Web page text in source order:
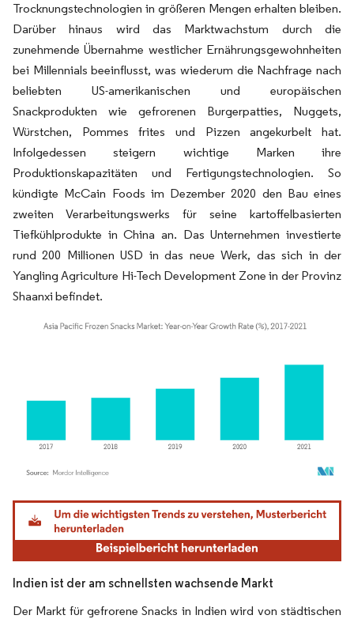
Trocknungstechnologien in größeren Mengen erhalten bleiben.
Darüber hinaus wird das Marktwachstum durch die
zunehmende Übernahme westlicher Ernährungsgewohnheiten
bei Millennials beeinflusst, was wiederum die Nachfrage nach
beliebten US-amerikanischen und europäischen
Snackprodukten wie gefrorenen Burgerpatties, Nuggets,
Würstchen, Pommes frites und Pizzen angekurbelt hat.
Infolgedessen steigern wichtige Marken ihre
Produktionskapazitäten und Fertigungstechnologien. So
kündigte McCain Foods im Dezember 2020 den Bau eines
zweiten Verarbeitungswerks für seine kartoffelbasierten
Tiefkühlprodukte in China an. Das Unternehmen investierte
rund 200 Millionen USD in das neue Werk, das sich in der
Yangling Agriculture Hi-Tech Development Zone in der Provinz
Shaanxi befindet.
Bild © Mordor Intelligence. Wiederverwendung erfordert Namensnennung gemäß
Indien ist der am schnellsten wachsende Markt
Der Markt für gefrorene Snacks in Indien wird von städtischen